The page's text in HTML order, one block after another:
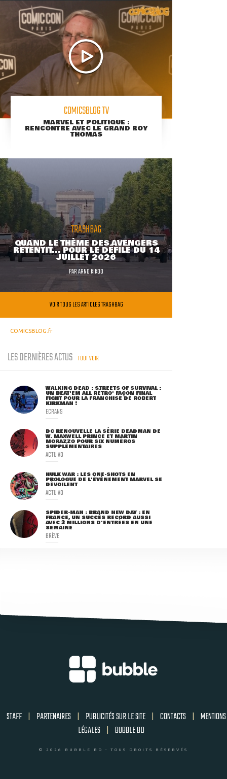
COMICSBLOG TV
MARVEL ET POLITIQUE :
RENCONTRE AVEC LE GRAND ROY
THOMAS
TRASHBAG
QUAND LE THÈME DES AVENGERS
RETENTIT... POUR LE DÉFILÉ DU 14
JUILLET 2026
PARARNO KIKOO
VOIR TOUS LES ARTICLES TRASHBAG
COMICSBLOG.fr
LES DERNIÈRES ACTUS TOUT VOIR
WALKING DEAD : STREETS OF SURVIVAL :
UN BEAT'EM ALL RÉTRO' FAÇON FINAL
FIGHT POUR LA FRANCHISE DE ROBERT
KIRKMAN !
ECRANS
DC RENOUVELLE LA SÉRIE DEADMAN DE
W. MAXWELL PRINCE ET MARTIN
MORAZZO POUR SIX NUMÉROS
SUPPLÉMENTAIRES
ACTU VO
HULK WAR : LES ONE-SHOTS EN
PROLOGUE DE L'ÉVÈNEMENT MARVEL SE
DÉVOILENT
ACTU VO
SPIDER-MAN : BRAND NEW DAY : EN
FRANCE, UN SUCCÈS RECORD AUSSI
AVEC 3 MILLIONS D'ENTRÉES EN UNE
SEMAINE
BRÈVE
STAFF | PARTENAIRES | PUBLICITÉS SUR LE SITE | CONTACTS | MENTIONS
LÉGALES | BUBBLE BD
© 2026 BUBBLE BD - TOUS DROITS RÉSERVÉS